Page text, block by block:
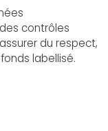
contrôles
du respect,
labellisé.